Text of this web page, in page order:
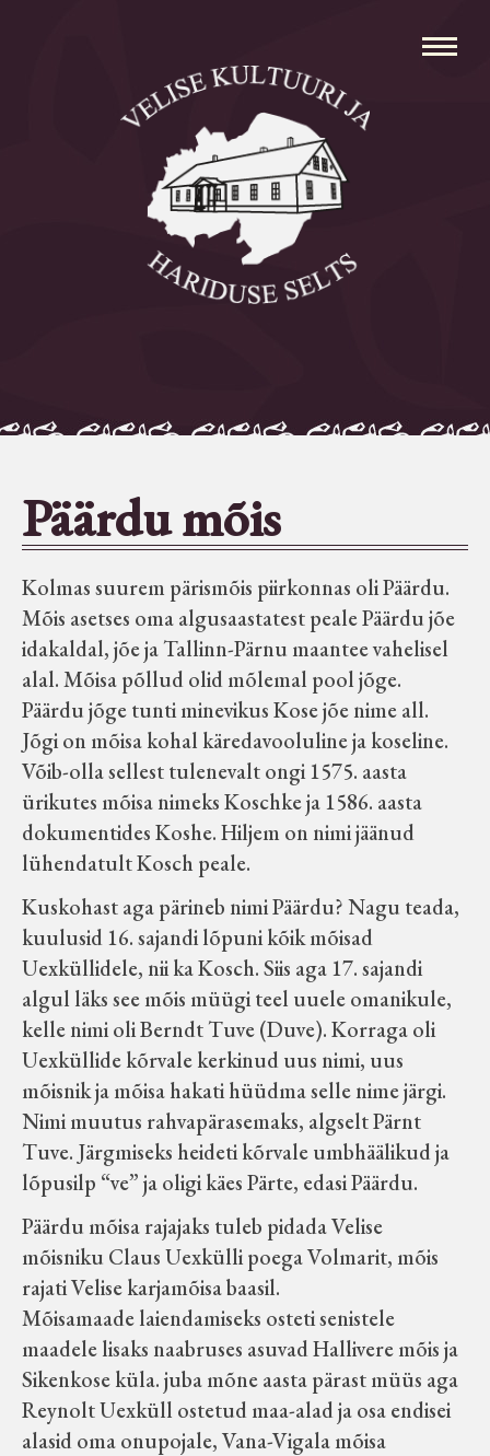
Avaleht
Aleksei Parnabas
Sillaotsa Talumuuseum
Seltsid-ühingud
Aiandus
Tuletõrje
Õpperada
Muud koduloolist Velise mailt
Märjamaa ümbruse valdade
elanike nimekirjad seisuga
15.12.1938
Velise kultuuri ja hariduse selts
Virtuaalnäitused
Otsi
Tagasiside
Päärdu mõis
Kolmas suurem pärismõis piirkonnas oli Päärdu.
Mõis asetses oma algusaastatest peale Päärdu jõe
idakaldal, jõe ja Tallinn-Pärnu maantee vahelisel
alal. Mõisa põllud olid mõlemal pool jõge.
Päärdu jõge tunti minevikus Kose jõe nime all.
Jõgi on mõisa kohal käredavooluline ja koseline.
Võib-olla sellest tulenevalt ongi 1575. aasta
ürikutes mõisa nimeks Koschke ja 1586. aasta
dokumentides Koshe. Hiljem on nimi jäänud
lühendatult Kosch peale.
Kuskohast aga pärineb nimi Päärdu? Nagu teada,
kuulusid 16. sajandi lõpuni kõik mõisad
Uexküllidele, nii ka Kosch. Siis aga 17. sajandi
algul läks see mõis müügi teel uuele omanikule,
kelle nimi oli Berndt Tuve (Duve). Korraga oli
Uexküllide kõrvale kerkinud uus nimi, uus
mõisnik ja mõisa hakati hüüdma selle nime järgi.
Nimi muutus rahvapärasemaks, algselt Pärnt
Tuve. Järgmiseks heideti kõrvale umbhäälikud ja
lõpusilp “ve” ja oligi käes Pärte, edasi Päärdu.
Päärdu mõisa rajajaks tuleb pidada Velise
mõisniku Claus Uexkülli poega Volmarit, mõis
rajati Velise karjamõisa baasil.
Mõisamaade laiendamiseks osteti senistele
maadele lisaks naabruses asuvad Hallivere mõis ja
Sikenkose küla. juba mõne aasta pärast müüs aga
Reynolt Uexküll ostetud maa-alad ja osa endisei
alasid oma onupojale, Vana-Vigala mõisa